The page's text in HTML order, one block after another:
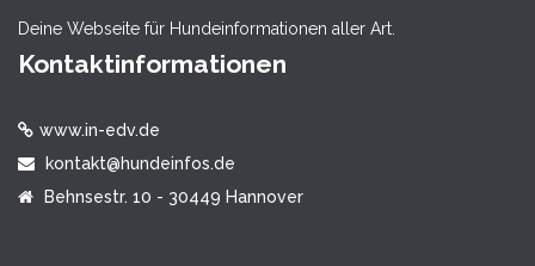
Deine Webseite für Hundeinformationen aller Art.
Kontaktinformationen
www.in-edv.de
kontakt@hundeinfos.de
Behnsestr. 10 - 30449 Hannover